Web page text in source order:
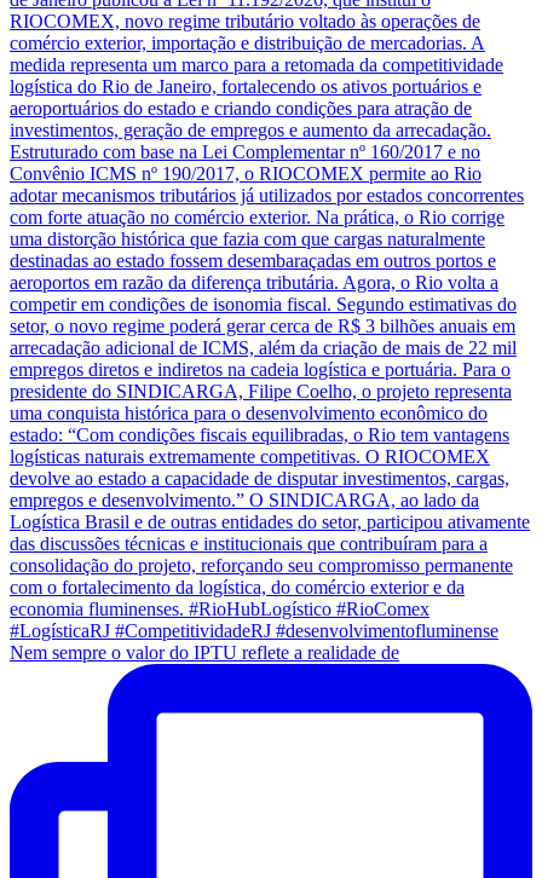
Nem sempre o valor do IPTU reflete a realidade de